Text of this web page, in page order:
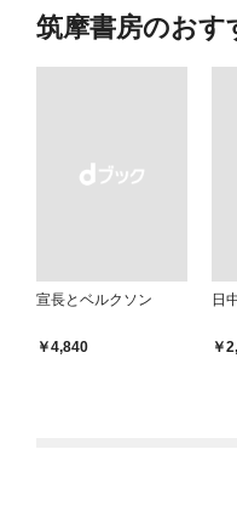
筑摩書房のおす
宣長とベルクソン
￥4,840
日
￥